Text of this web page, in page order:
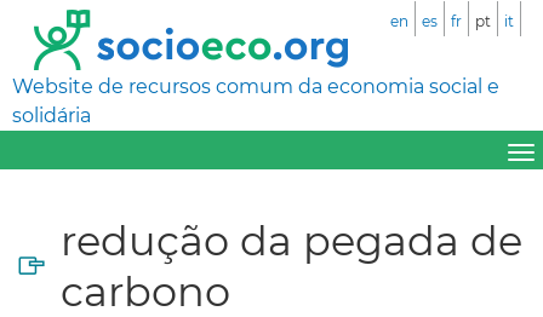
Website de recursos comum da economia social e
solidária
en es fr pt it
redução da pegada de
carbono